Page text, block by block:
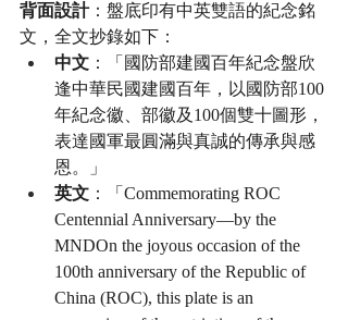
背面設計：盤底印有中英雙語的紀念銘
文，全文抄錄如下：
中文 ：「國防部建國百年紀念盤欣
逢中華民國建國百年，以國防部100
年紀念徽、部徽及100個雙十圖形，
表達國軍最圓滿與真誠的傳承與感
恩。」
英文 ：「Commemorating ROC
Centennial Anniversary—by the
MNDOn the joyous occasion of the
100th anniversary of the Republic of
China (ROC), this plate is an